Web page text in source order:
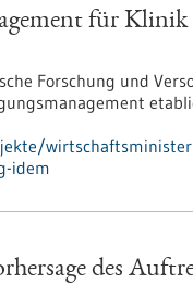
für
Forschung und
idem
des